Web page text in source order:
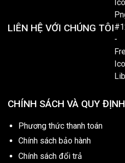
LIÊN HỆ VỚI CHÚNG TÔI
CHÍNH SÁCH VÀ QUY ĐỊNH
Phương thức thanh toán
Chính sách bảo hành
Chính sách đổi trả